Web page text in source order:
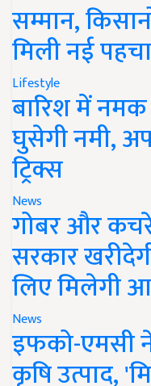
सम्मान,
मिली नई
Lifestyle
बारिश में
घुसेगी नमी,
ट्रिक्स
News
गोबर और
सरकार
लिए मिलेगी
News
इफको-एमसी
कृषि उत्पाद,